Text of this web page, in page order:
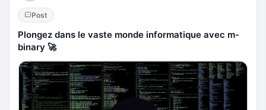
Post
Plongez dans le vaste monde informatique avec m-
binary 🚀